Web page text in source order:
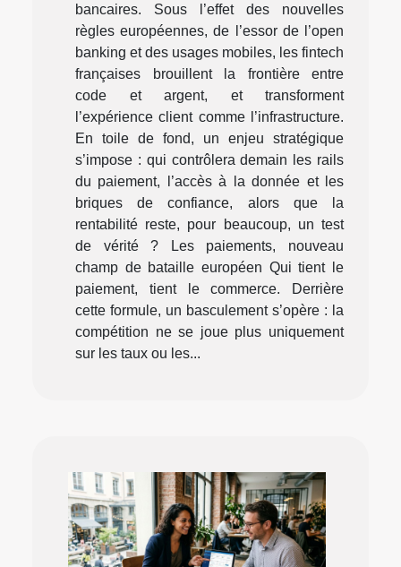
bancaires. Sous l’effet des nouvelles
règles européennes, de l’essor de l’open
banking et des usages mobiles, les fintech
françaises brouillent la frontière entre
code et argent, et transforment
l’expérience client comme l’infrastructure.
En toile de fond, un enjeu stratégique
s’impose : qui contrôlera demain les rails
du paiement, l’accès à la donnée et les
briques de confiance, alors que la
rentabilité reste, pour beaucoup, un test
de vérité ? Les paiements, nouveau
champ de bataille européen Qui tient le
paiement, tient le commerce. Derrière
cette formule, un basculement s’opère : la
compétition ne se joue plus uniquement
sur les taux ou les...